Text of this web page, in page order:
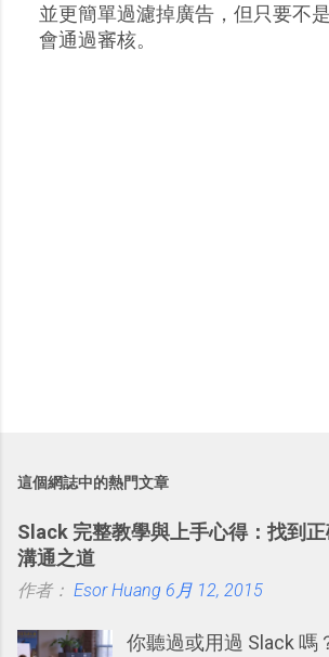
貼
留
並更簡單過濾掉廣告，但只要不
會通過審核。
這個網誌中的熱門文章
Slack 完整教學與上手心得：找到
溝通之道
作者： Esor Huang 6月 12, 2015
你聽過或用過 Slack 嗎